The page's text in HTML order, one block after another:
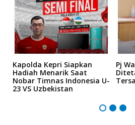
Kapolda Kepri Siapkan
Hadiah Menarik Saat
Nobar Timnas Indonesia U-
23 VS Uzbekistan
Pj